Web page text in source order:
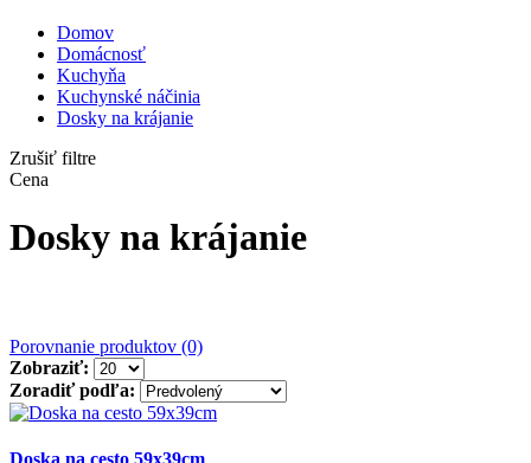
Domov
Domácnosť
Kuchyňa
Kuchynské náčinia
Dosky na krájanie
Zrušiť filtre
Cena
Dosky na krájanie
Porovnanie produktov (0)
Zobraziť:
Zoradiť podľa: